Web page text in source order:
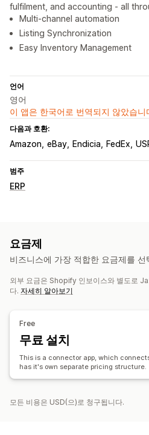
fulfilment, and accounting - all
Multi-channel automation
Listing Synchronization
Easy Inventory Management
언어
영어
이 앱은 한국어로 번역되지 않았습니
다음과 호환:
Amazon eBay Endicia FedEx
범주
ERP
재고 관리
요금제
비즈니스에 가장 적합한 요금제를 선
외부 요금은 Shopify 인보이스와 별도로
다. 자세히 알아보기
Free
무료 설치
This is a connector app, which
has it's own separate pricing structure.
모든 비용은 USD(으)로 청구됩니다.